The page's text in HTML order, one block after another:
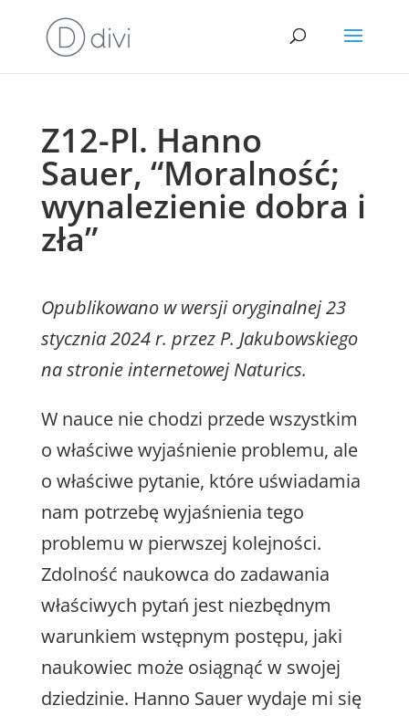
Z12-Pl. Hanno
Sauer, “Moralność;
wynalezienie dobra i
zła”
Opublikowano w wersji oryginalnej 23
stycznia 2024 r. przez P. Jakubowskiego
na stronie internetowej Naturics.
W nauce nie chodzi przede wszystkim
o właściwe wyjaśnienie problemu, ale
o właściwe pytanie, które uświadamia
nam potrzebę wyjaśnienia tego
problemu w pierwszej kolejności.
Zdolność naukowca do zadawania
właściwych pytań jest niezbędnym
warunkiem wstępnym postępu, jaki
naukowiec może osiągnąć w swojej
dziedzinie. Hanno Sauer wydaje mi się